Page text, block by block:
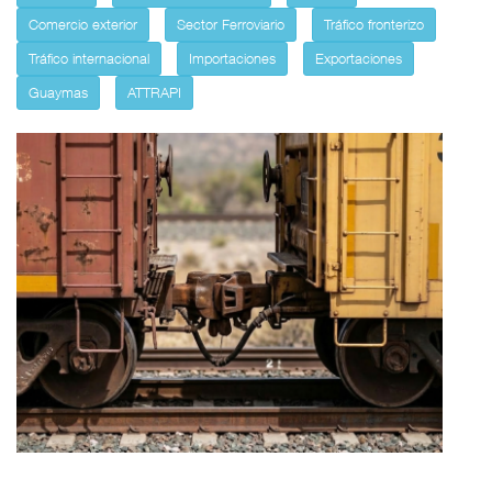
Comercio exterior
Sector Ferroviario
Tráfico fronterizo
Tráfico internacional
Importaciones
Exportaciones
Guaymas
ATTRAPI